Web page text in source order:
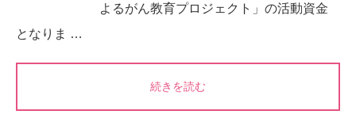
よるがん教育プロジェクト」の活動資金
となりま …
続きを読む